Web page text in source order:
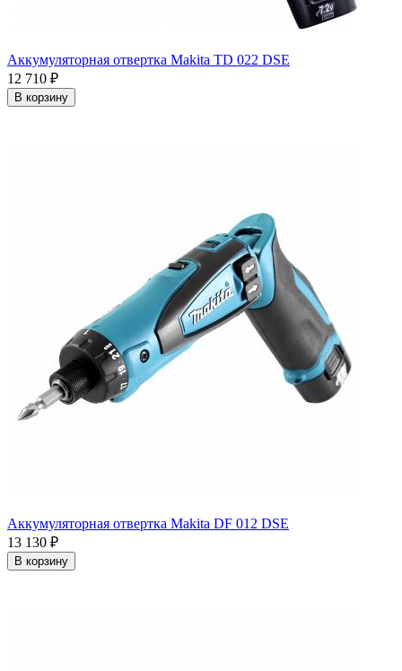
Аккумуляторная отвертка Makita TD 022 DSE
12 710 ₽
В корзину
Аккумуляторная отвертка Makita DF 012 DSE
13 130 ₽
В корзину